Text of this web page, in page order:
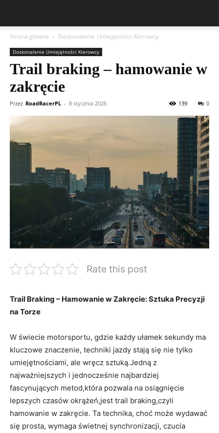
Strona główna Doskonalenie Umiejętności Kierowcy
Doskonalenie Umiejętności Kierowcy
Trail braking – hamowanie w
zakręcie
Przez RoadRacerPL - 8 stycznia 2026 0
139
Rate this post
Trail Braking – Hamowanie w Zakręcie: Sztuka Precyzji
na Torze
W świecie motorsportu, gdzie każdy ułamek sekundy ma
kluczowe znaczenie, techniki jazdy stają się nie tylko
umiejętnościami, ale wręcz sztuką.Jedną z
najważniejszych i jednocześnie najbardziej
fascynujących metod,która pozwala na osiągnięcie
lepszych czasów okrążeń,jest trail braking,czyli
hamowanie w zakręcie. Ta technika, choć może wydawać
się prosta, wymaga świetnej synchronizacji, czucia